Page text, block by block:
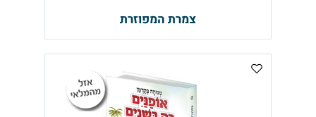
צמרת המפוזרת